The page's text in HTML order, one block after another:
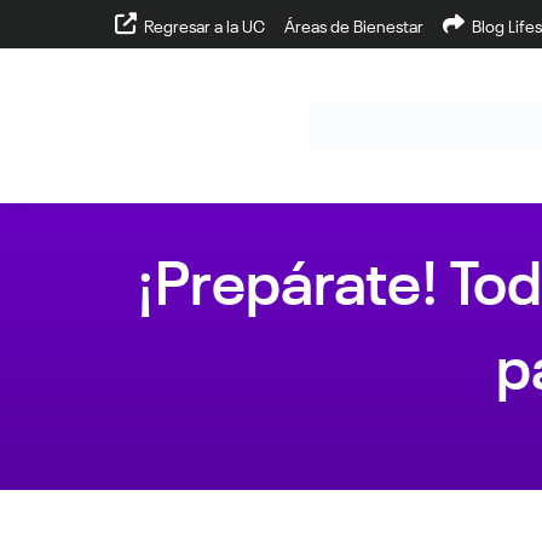
Regresar a la UC Áreas de Bienestar Blog
¡Prepárate!